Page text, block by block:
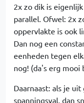
2x zo dik is
parallel. Ofwel: 2x
oppervlakte is ook
Dan nog een
eenheden tegen
nog! (da's erg mooi
Daarnaast: als je
spanningsval, dan